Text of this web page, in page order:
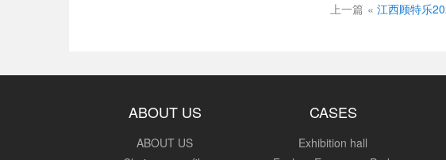
上一篇 « 江西顾特乐
ABOUT US
ABOUT US
CASES
Exhibition hall